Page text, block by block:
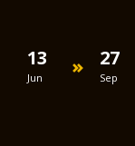
13
Jun
27
Sep